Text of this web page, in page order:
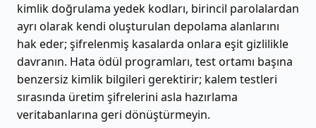
kimlik doğrulama yedek kodları, birincil parolalardan
ayrı olarak kendi oluşturulan depolama alanlarını
hak eder; şifrelenmiş kasalarda onlara eşit gizlilikle
davranın. Hata ödül programları, test ortamı başına
benzersiz kimlik bilgileri gerektirir; kalem testleri
sırasında üretim şifrelerini asla hazırlama
veritabanlarına geri dönüştürmeyin.